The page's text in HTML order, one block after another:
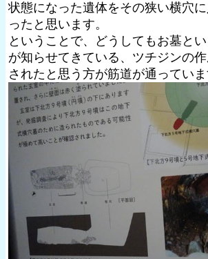
状態になった遺体をその狭い横穴
ったと思います。
ということで、どうしてもお墓と
が知らせてきている、ツチジンの
されたと思う方が筋道が通っていま